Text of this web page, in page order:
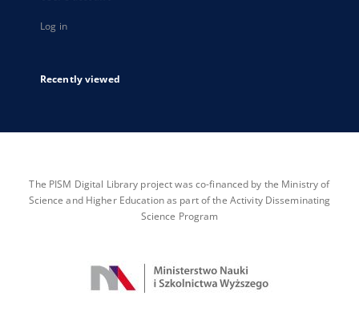
Log in
Recently viewed
The PISM Digital Library project was co-financed by the Ministry of
Science and Higher Education as part of the Activity Disseminating
Science Program